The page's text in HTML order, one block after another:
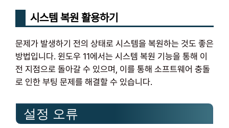
시스템 복원 활용하기
문제가 발생하기 전의 상태로 시스템을 복원하는 것도 좋은
방법입니다. 윈도우 11에서는 시스템 복원 기능을 통해 이
전 지점으로 돌아갈 수 있으며, 이를 통해 소프트웨어 충돌
로 인한 부팅 문제를 해결할 수 있습니다.
설정 오류